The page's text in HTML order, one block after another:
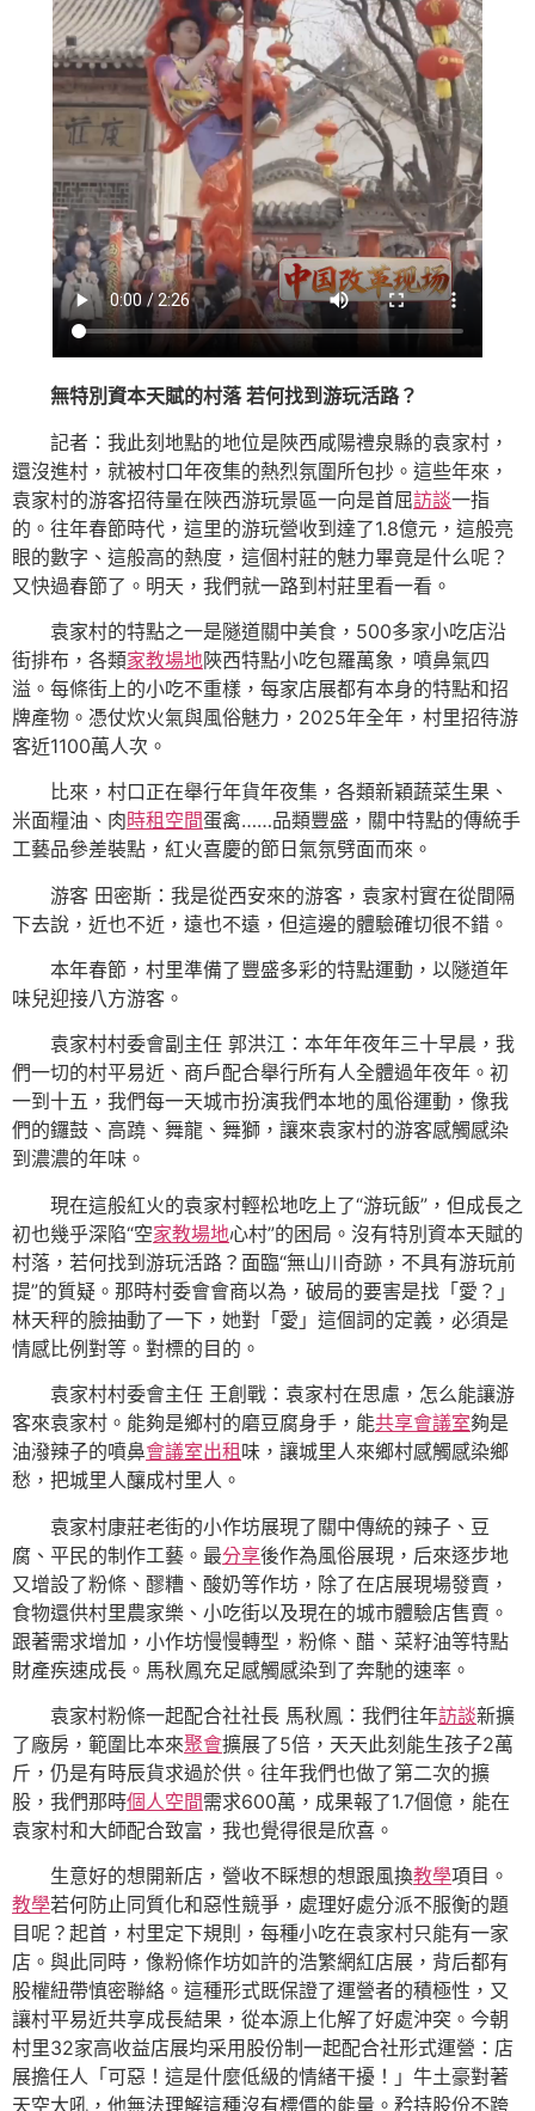
無特別資本天賦的村落 若何找到游玩活路？
記者：我此刻地點的地位是陜西咸陽禮泉縣的袁家村，
還沒進村，就被村口年夜集的熱烈氛圍所包抄。這些年來，
袁家村的游客招待量在陜西游玩景區一向是首屈訪談一指
的。往年春節時代，這里的游玩營收到達了1.8億元，這般亮
眼的數字、這般高的熱度，這個村莊的魅力畢竟是什么呢？
又快過春節了。明天，我們就一路到村莊里看一看。
袁家村的特點之一是隧道關中美食，500多家小吃店沿
街排布，各類家教場地陜西特點小吃包羅萬象，噴鼻氣四
溢。每條街上的小吃不重樣，每家店展都有本身的特點和招
牌產物。憑仗炊火氣與風俗魅力，2025年全年，村里招待游
客近1100萬人次。
比來，村口正在舉行年貨年夜集，各類新穎蔬菜生果、
米面糧油、肉時租空間蛋禽……品類豐盛，關中特點的傳統手
工藝品參差裝點，紅火喜慶的節日氣氛劈面而來。
游客 田密斯：我是從西安來的游客，袁家村實在從間隔
下去說，近也不近，遠也不遠，但這邊的體驗確切很不錯。
本年春節，村里準備了豐盛多彩的特點運動，以隧道年
味兒迎接八方游客。
袁家村村委會副主任 郭洪江：本年年夜年三十早晨，我
們一切的村平易近、商戶配合舉行所有人全體過年夜年。初
一到十五，我們每一天城市扮演我們本地的風俗運動，像我
們的鑼鼓、高蹺、舞龍、舞獅，讓來袁家村的游客感觸感染
到濃濃的年味。
現在這般紅火的袁家村輕松地吃上了“游玩飯”，但成長之
初也幾乎深陷“空家教場地心村”的困局。沒有特別資本天賦的
村落，若何找到游玩活路？面臨“無山川奇跡，不具有游玩前
提”的質疑。那時村委會會商以為，破局的要害是找「愛？」
林天秤的臉抽動了一下，她對「愛」這個詞的定義，必須是
情感比例對等。對標的目的。
袁家村村委會主任 王創戰：袁家村在思慮，怎么能讓游
客來袁家村。能夠是鄉村的磨豆腐身手，能共享會議室夠是
油潑辣子的噴鼻會議室出租 味，讓城里人來鄉村感觸感染鄉
愁，把城里人釀成村里人。
袁家村康莊老街的小作坊展現了關中傳統的辣子、豆
腐、平民的制作工藝。最分享後作為風俗展現，后來逐步地
又增設了粉條、醪糟、酸奶等作坊，除了在店展現場發賣，
食物還供村里農家樂、小吃街以及現在的城市體驗店售賣。
跟著需求增加，小作坊慢慢轉型，粉條、醋、菜籽油等特點
財產疾速成長。馬秋鳳充足感觸感染到了奔馳的速率。
袁家村粉條一起配合社社長 馬秋鳳：我們往年訪談新擴
了廠房，範圍比本來聚會擴展了5倍，天天此刻能生孩子2萬
斤，仍是有時辰貨求過於供。往年我們也做了第二次的擴
股，我們那時個人空間需求600萬，成果報了1.7個億，能在
袁家村和大師配合致富，我也覺得很是欣喜。
生意好的想開新店，營收不睬想的想跟風換教學項目。
教學若何防止同質化和惡性競爭，處理好處分派不服衡的題
目呢？起首，村里定下規則，每種小吃在袁家村只能有一家
店。與此同時，像粉條作坊如許的浩繁網紅店展，背后都有
股權紐帶慎密聯絡。這種形式既保證了運營者的積極性，又
讓村平易近共享成長結果，從本源上化解了好處沖突。今朝
村里32家高收益店展均采用股份制一起配合社形式運營：店
展擔任人「可惡！這是什麼低級的情緒干擾！」牛土豪對著
天空大吼，他無法理解這種沒有標價的能量。矜持股份不跨